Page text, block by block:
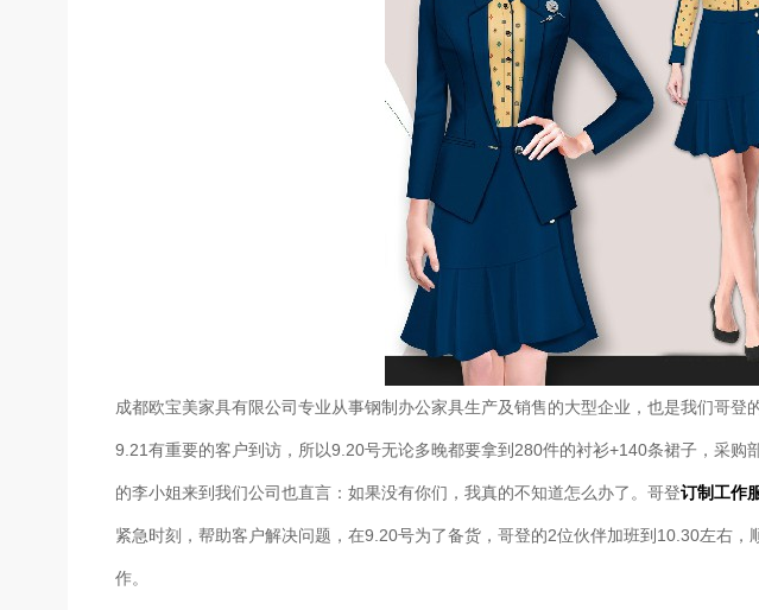
成都欧宝美家具有限公司专业从事钢制办公家具生产及销售的大型企业，也是我们哥
9.21有重要的客户到访，所以9.20号无论多晚都要拿到280件的衬衫+140条裙子，采购
的李小姐来到我们公司也直言：如果没有你们，我真的不知道怎么办了。哥登订制工作
紧急时刻，帮助客户解决问题，在9.20号为了备货，哥登的2位伙伴加班到10.30左右
作。